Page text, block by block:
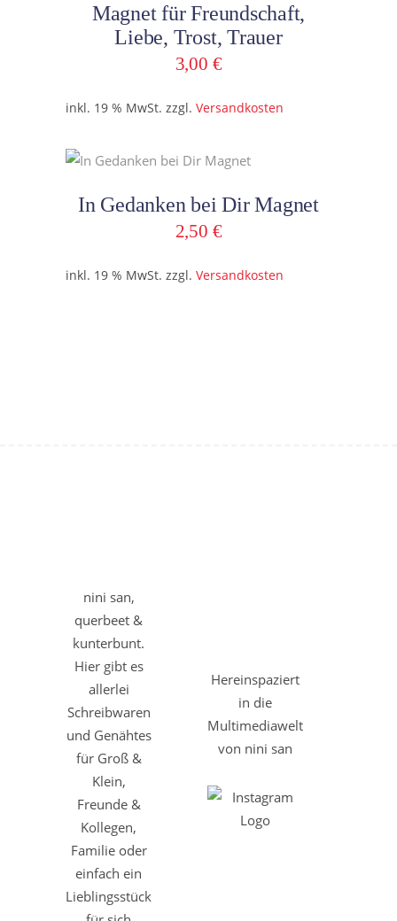
Magnet für Freundschaft,
Liebe, Trost, Trauer
3,00 €
inkl. 19 % MwSt. zzgl. Versandkosten
In Gedanken bei Dir Magnet
2,50 €
inkl. 19 % MwSt. zzgl. Versandkosten
nini san,
querbeet &
kunterbunt.
Hier gibt es
allerlei
Schreibwaren
und Genähtes
für Groß &
Klein,
Freunde &
Kollegen,
Familie oder
einfach ein
Lieblingsstück
Hereinspaziert
in die
Multimediawelt
von nini san